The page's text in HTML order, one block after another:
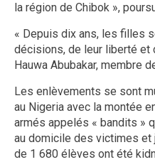
la région de Chibok »,
« Depuis dix ans, les filles
décisions, de leur liberté et
Hauwa Abubakar, membre
Les enlèvements se sont
au Nigeria avec la montée
armés appelés « bandits »
au domicile des victimes
de 1 680 élèves ont été